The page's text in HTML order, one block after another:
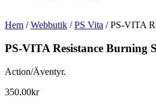
Hem /Webbutik /PS Vita / PS-VITA
PS-VITA Resistance Burning
Action/Äventyr.
350.00kr